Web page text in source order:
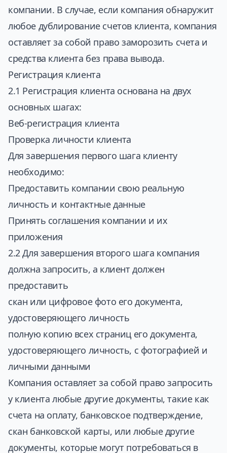
компании. В случае, если компания обнаружит
любое дублирование счетов клиента, компания
оставляет за собой право заморозить счета и
средства клиента без права вывода.
Регистрация клиента
2.1 Регистрация клиента основана на двух
основных шагах:
Веб-регистрация клиента
Проверка личности клиента
Для завершения первого шага клиенту
необходимо:
Предоставить компании свою реальную
личность и контактные данные
Принять соглашения компании и их
приложения
2.2 Для завершения второго шага компания
должна запросить, а клиент должен
предоставить
скан или цифровое фото его документа,
удостоверяющего личность
полную копию всех страниц его документа,
удостоверяющего личность, с фотографией и
личными данными
Компания оставляет за собой право запросить
у клиента любые другие документы, такие как
счета на оплату, банковское подтверждение,
скан банковской карты, или любые другие
документы, которые могут потребоваться в